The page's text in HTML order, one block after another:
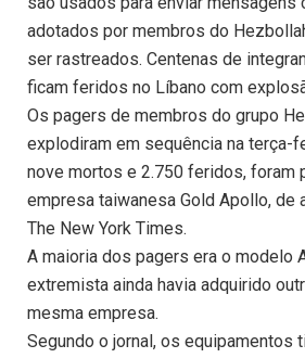
adotados por membros do
ser rastreados. Centenas de
ficam feridos no Líbano com
Os pagers de membros do grupo
explodiram em sequência na terça-
nove mortos e 2.750 feridos, foram
empresa taiwanesa Gold Apollo, de
The New York Times.
A maioria dos pagers era o modelo
extremista ainda havia adquirido
mesma empresa.
Segundo o jornal, os equipamentos